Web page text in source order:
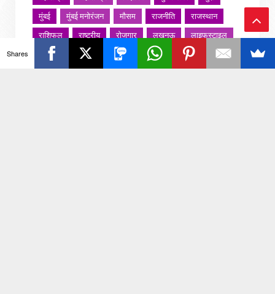
मुंबई
मुंबई मनोरंजन मौसम राजनीति
राजस्थान
राशिफल
राष्ट्रीय रोजगार लखनऊ
लाइफस्टाइल
लाइफ़स्टाइल
वायरल वीडियो विविध
व्यापार
Ba
ck
Shares